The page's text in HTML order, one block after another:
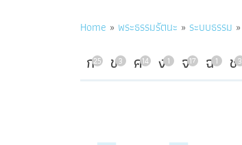
Breadcrumb
Home พระธรรมรัตนะ ระบบธรรม
ก25 ข3 ค14 ง1 จ17 ฉ1 ช3